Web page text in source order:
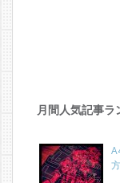
月間人気記事ラ